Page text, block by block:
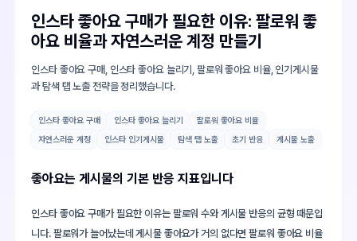
인스타 좋아요 구매가 필요한 이유: 팔로워 좋
아요 비율과 자연스러운 계정 만들기
인스타 좋아요 구매, 인스타 좋아요 늘리기, 팔로워 좋아요 비율, 인기게시물
과 탐색 탭 노출 전략을 정리했습니다.
인스타 좋아요 구매 인스타 좋아요 늘리기
팔로워 좋아요 비율
자연스러운 계정
인스타 인기게시물 탐색 탭 노출 초기 반응 게시물 노출
좋아요는 게시물의 기본 반응 지표입니다
인스타 좋아요 구매가 필요한 이유는 팔로워 수와 게시물 반응의 균형 때문입
니다. 팔로워가 늘어났는데 게시물 좋아요가 거의 없다면 팔로워 좋아요 비율